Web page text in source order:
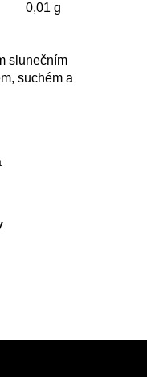
0,01 g
slunečním
suchém a